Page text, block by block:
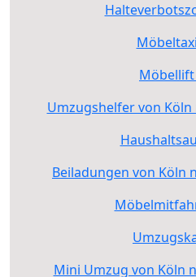
Möbellift
Umzugshelfer von
Beiladungen von Köln
Mini Umzug von Köln